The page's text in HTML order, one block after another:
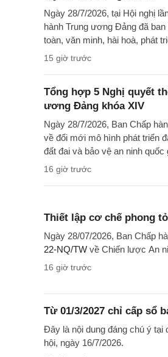
Ngày 28/7/2026, tại Hội nghị
hành Trung ương Đảng đã
toàn, văn minh, hài hoà, phát
15 giờ trước
Tổng hợp 5 Nghị quyết
ương Đảng khóa XIV
Ngày 28/7/2026, Ban Chấp
về đổi mới mô hình phát triển
đất đai và bảo vệ an ninh
quyết.
16 giờ trước
Thiết lập cơ chế phong
Ngày 28/07/2026, Ban Chấp
22-NQ/TW về Chiến lược An
16 giờ trước
Từ 01/3/2027 chỉ cấp sổ
Đây là nội dung đáng chú ý tại
hội, ngày 16/7/2026.